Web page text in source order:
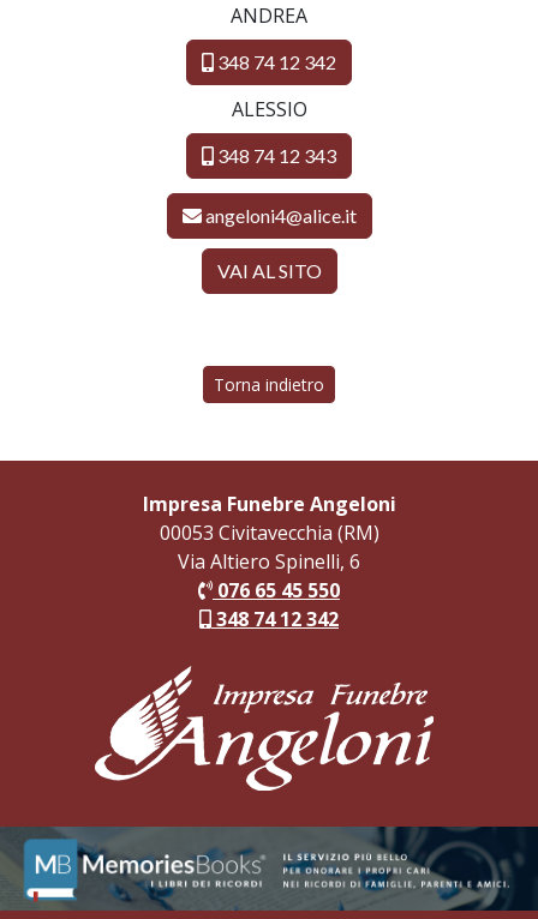
ANDREA
348 74 12 342
ALESSIO
348 74 12 343
angeloni4@alice.it
VAI AL SITO
Torna indietro
Impresa Funebre Angeloni
00053 Civitavecchia (RM)
Via Altiero Spinelli, 6
076 65 45 550
348 74 12 342